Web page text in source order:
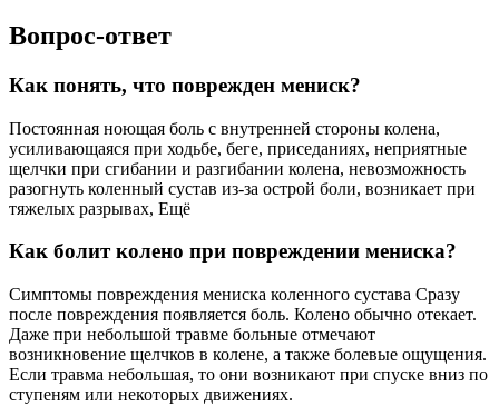
Вопрос-ответ
Как понять, что поврежден мениск?
Постоянная ноющая боль с внутренней стороны колена,
усиливающаяся при ходьбе, беге, приседаниях, неприятные
щелчки при сгибании и разгибании колена, невозможность
разогнуть коленный сустав из-за острой боли, возникает при
тяжелых разрывах, Ещё
Как болит колено при повреждении мениска?
Симптомы повреждения мениска коленного сустава Сразу
после повреждения появляется боль. Колено обычно отекает.
Даже при небольшой травме больные отмечают
возникновение щелчков в колене, а также болевые ощущения.
Если травма небольшая, то они возникают при спуске вниз по
ступеням или некоторых движениях.